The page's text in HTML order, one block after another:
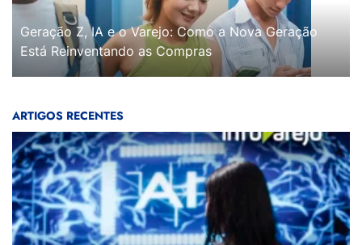
Geração Z, IA e o Varejo: Como a Nova Geração
Está Reinventando as Compras
ARTIGOS RECENTES